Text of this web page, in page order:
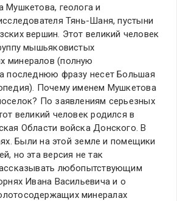
Мушкетова, геолога и
Тянь-Шаня, пустыни
вершин. Этот великий человек
мышьяковистых
минералов (полную
последнюю фразу несет Большая
Почему именем Мушкетова
По заявлениям серьезных
великий человек родился в
Области войска Донского. В
Были на этой земле и помещики
но эта версия не так
любопытствующим
Ивана Васильевича и о
минералах